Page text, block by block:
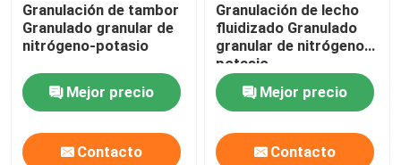
Granulación de tambor
Granulado granular de
nitrógeno-potasio
Mejor precio
Contacto
Granulación de lecho
fluidizado Granulado
granular de nitrógeno-
potasio
Mejor precio
Contacto